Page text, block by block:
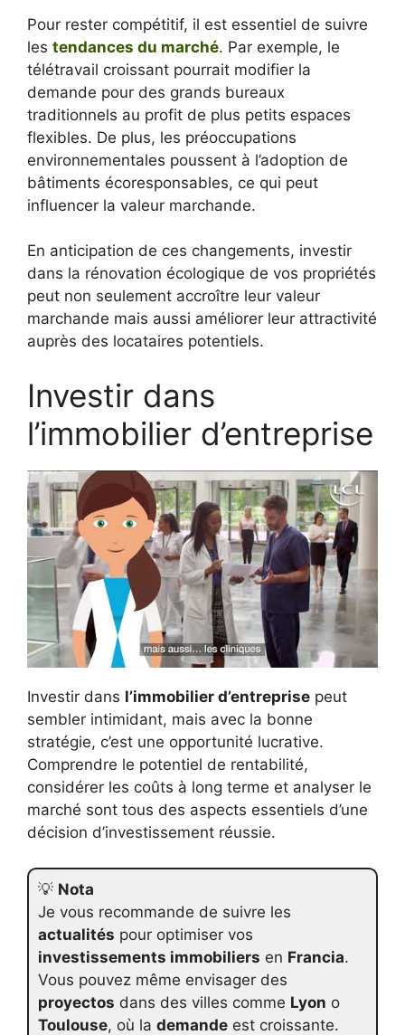
Pour rester compétitif, il est essentiel de suivre
les tendances du marché. Par exemple, le
télétravail croissant pourrait modifier la
demande pour des grands bureaux
traditionnels au profit de plus petits espaces
flexibles. De plus, les préoccupations
environnementales poussent à l’adoption de
bâtiments écoresponsables, ce qui peut
influencer la valeur marchande.
En anticipation de ces changements, investir
dans la rénovation écologique de vos propriétés
peut non seulement accroître leur valeur
marchande mais aussi améliorer leur attractivité
auprès des locataires potentiels.
Investir dans
l’immobilier d’entreprise
Investir dans l’immobilier d’entreprise peut
sembler intimidant, mais avec la bonne
stratégie, c’est une opportunité lucrative.
Comprendre le potentiel de rentabilité,
considérer les coûts à long terme et analyser le
marché sont tous des aspects essentiels d’une
décision d’investissement réussie.
💡 Nota
Je vous recommande de suivre les
actualités pour optimiser vos
investissements immobiliers en Francia.
Vous pouvez même envisager des
proyectos dans des villes comme Lyon o
Toulouse, où la demande est croissante.